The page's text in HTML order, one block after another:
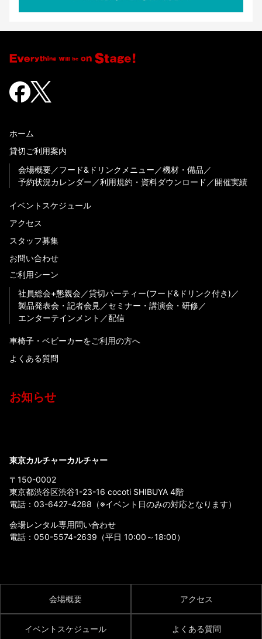
ホーム
貸切ご利用案内
会場概要
フード&ドリンクメニュー
機材・備品
予約状況カレンダー
利用規約・資料ダウンロード 開催実績
イベントスケジュール
アクセス
スタッフ募集
お問い合わせ
ご利用シーン
社員総会+懇親会
貸切パーティー(フード&ドリンク付き)
製品発表会・記者会見
セミナー・講演会・研修
エンターテインメント
配信
車椅子・ベビーカーをご利用の方へ
よくある質問
お知らせ
東京カルチャーカルチャー
〒150-0002
東京都渋谷区渋谷1-23-16 cocoti SHIBUYA 4階
電話： 03-6427-4288 （※イベント日のみの対応となります）
会場レンタル専用問い合わせ
電話： 050-5574-2639 （平日 10:00～18:00）
会場概要 アクセス
イベントスケジュール よくある質問